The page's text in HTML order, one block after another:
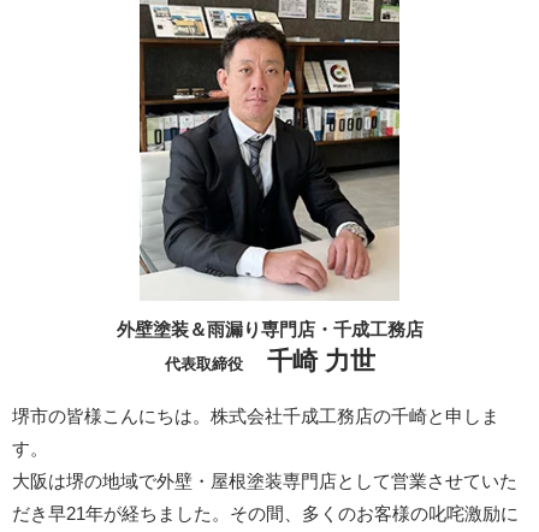
外壁塗装＆雨漏り専門店・千成工務店
代表取締役 千崎 力世
堺市の皆様こんにちは。株式会社千成工務店の千崎と申しま
す。
大阪は堺の地域で外壁・屋根塗装専門店として営業させていた
だき早21年が経ちました。その間、多くのお客様の叱咤激励に